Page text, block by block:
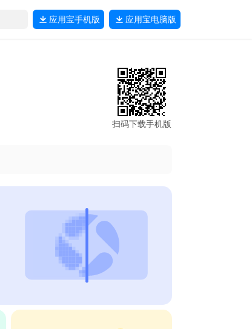
应用宝手机版 应用宝电脑版
扫码下载手机版